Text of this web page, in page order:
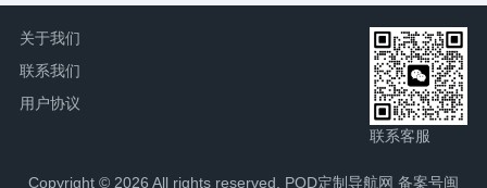
关于我们
联系我们
用户协议
联系客服
Copyright © 2026 All rights reserved. POD定制导航网 备案号闽